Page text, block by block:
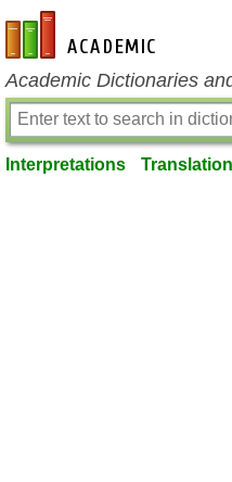
en-academic.com
Academic Dictionaries
Interpretations